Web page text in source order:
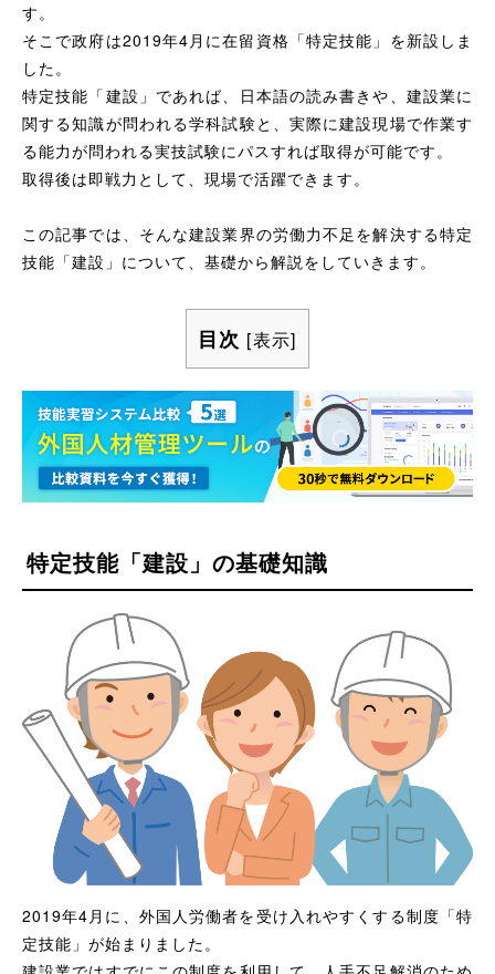
す。
そこで政府は2019年4月に在留資格「特定技能」を新設しま
した。
特定技能「建設」であれば、日本語の読み書きや、建設業に
関する知識が問われる学科試験と、実際に建設現場で作業す
る能力が問われる実技試験にパスすれば取得が可能です。
取得後は即戦力として、現場で活躍できます。
この記事では、そんな建設業界の労働力不足を解決する特定
技能「建設」について、基礎から解説をしていきます。
目次 [表示]
特定技能「建設」の基礎知識
2019年4月に、外国人労働者を受け入れやすくする制度「特
定技能」が始まりました。